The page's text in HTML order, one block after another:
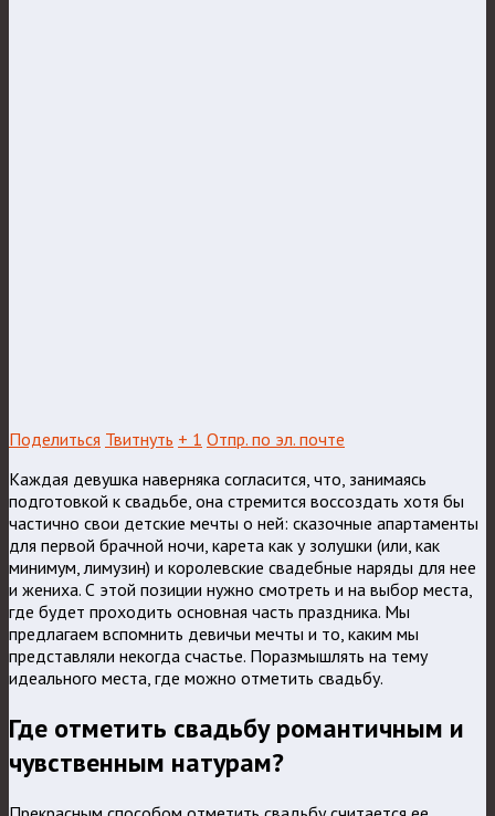
Поделиться Твитнуть + 1 Отпр. по эл. почте
Каждая девушка наверняка согласится, что, занимаясь
подготовкой к свадьбе, она стремится воссоздать хотя бы
частично свои детские мечты о ней: сказочные апартаменты
для первой брачной ночи, карета как у золушки (или, как
минимум, лимузин) и королевские свадебные наряды для нее
и жениха. С этой позиции нужно смотреть и на выбор места,
где будет проходить основная часть праздника. Мы
предлагаем вспомнить девичьи мечты и то, каким мы
представляли некогда счастье. Поразмышлять на тему
идеального места, где можно отметить свадьбу.
Где отметить свадьбу романтичным и
чувственным натурам?